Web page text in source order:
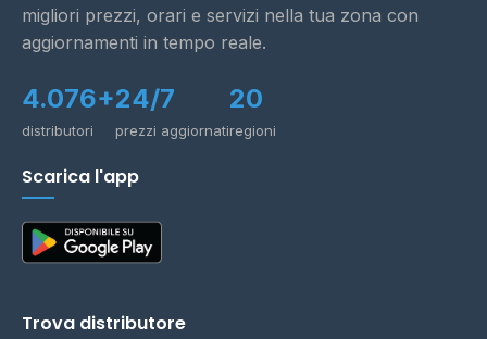
migliori prezzi, orari e servizi nella tua zona con
aggiornamenti in tempo reale.
4.076+
distributori
24/7
prezzi aggiornati
20
regioni
Scarica l'app
Trova distributore